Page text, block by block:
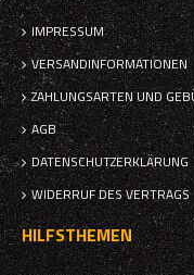
IMPRESSUM
VERSANDINFORMATIONEN
ZAHLUNGSARTEN UND
AGB
DATENSCHUTZERKLÄRUNG
WIDERRUF DES VERTRAGS
HILFSTHEMEN